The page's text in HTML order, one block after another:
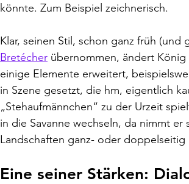
könnte. Zum Beispiel zeichnerisch.
Klar, seinen Stil, schon ganz früh
Bretécher übernommen, ändert
einige Elemente erweitert,
in Szene gesetzt, die hm, eigentlich
„Stehaufmännchen“ zu der Urzeit
in die Savanne wechseln, da nimmt
Landschaften ganz- oder doppelseitig
Eine seiner Stärken: